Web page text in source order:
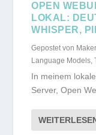
OPEN
LOKAL:
WHISPER,
Gepostet von Maker
Language Models,
In meinem
Server, Open